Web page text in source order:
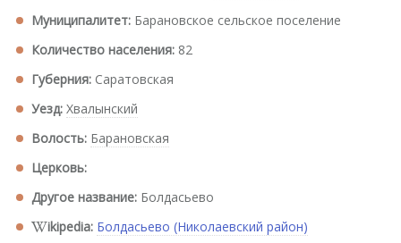
Муниципалитет: Барановское сельское поселение
Количество населения: 82
Губерния: Саратовская
Уезд: Хвалынский
Волость: Барановская
Церковь:
Другое название: Болдасьево
ikipedia: Болдасьево (Николаевский район)